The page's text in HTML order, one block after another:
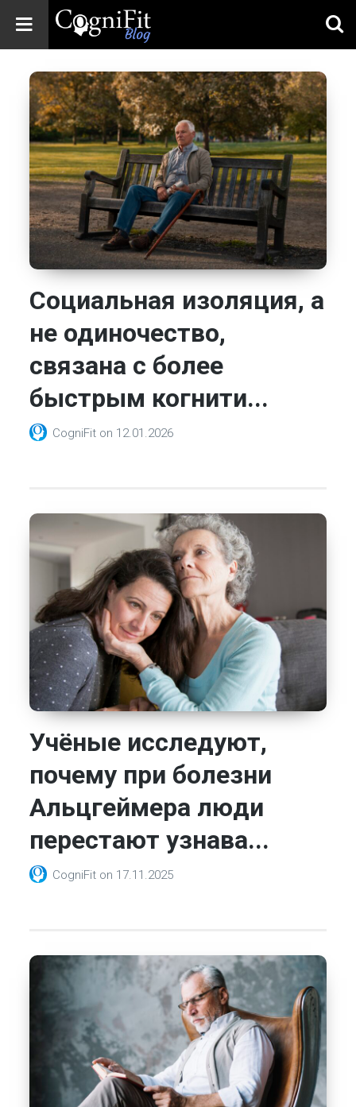
Blog: Brain
Health
News
Brain Training,
Mental Health, and
Wellness
Социальная изоляция, а
не одиночество,
связана с более
быстрым когнити...
CogniFit on 12.01.2026
Учёные исследуют,
почему при болезни
Альцгеймера люди
перестают узнава...
CogniFit on 17.11.2025